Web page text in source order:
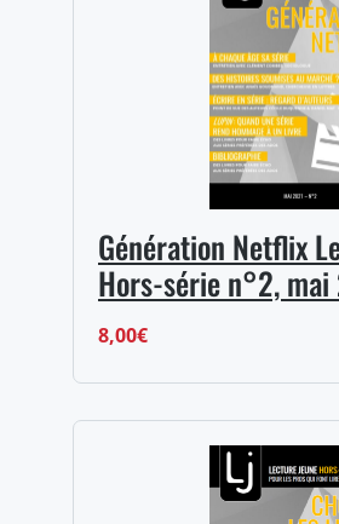
Génération Netflix
Hors-série n°2, mai
8,00€